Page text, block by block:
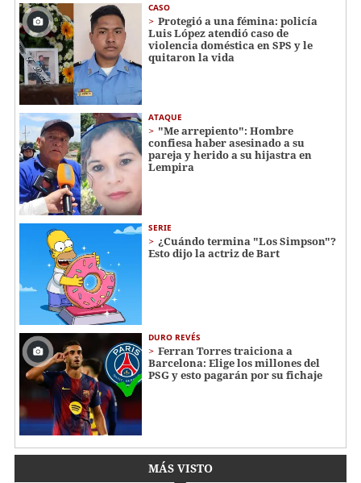
CASO
Protegió a una fémina: policía
Luis López atendió caso de
violencia doméstica en SPS y le
quitaron la vida
ATAQUE
"Me arrepiento": Hombre
confiesa haber asesinado a su
pareja y herido a su hijastra en
Lempira
SERIE
¿Cuándo termina "Los Simpson"?
Esto dijo la actriz de Bart
DURO REVÉS
Ferran Torres traiciona a
Barcelona: Elige los millones del
PSG y esto pagarán por su fichaje
MÁS VISTO